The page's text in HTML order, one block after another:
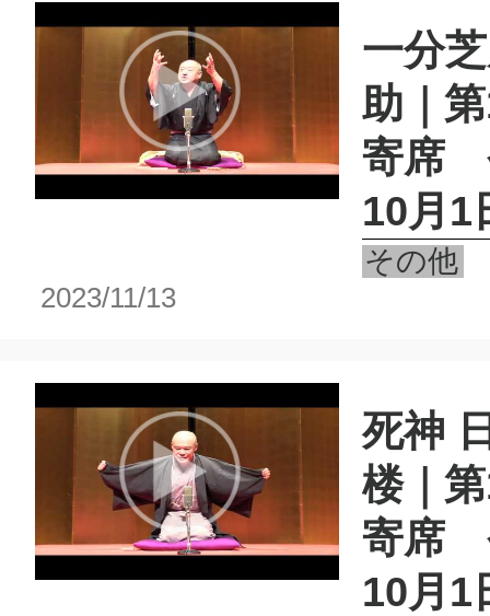
一分
助｜
寄席
10月1
その他
2023/11/13
死神
楼｜
寄席
10月1